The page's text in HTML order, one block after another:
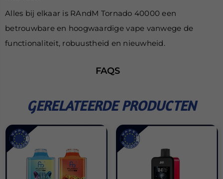
Alles bij elkaar is RAndM Tornado 40000 een
betrouwbare en hoogwaardige vape vanwege de
functionaliteit, robuustheid en nieuwheid.
FAQS
GERELATEERDE PRODUCTEN